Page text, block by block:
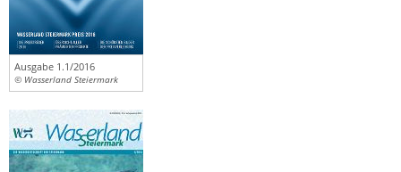
Ausgabe 1.1/2016
© Wasserland Steiermark